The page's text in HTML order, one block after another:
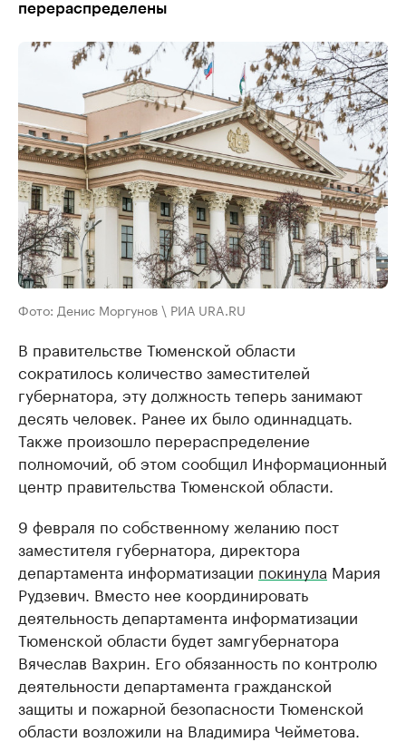
перераспределены
Фото: Денис Моргунов \ РИА URA.RU
В правительстве Тюменской области
сократилось количество заместителей
губернатора, эту должность теперь занимают
десять человек. Ранее их было одиннадцать.
Также произошло перераспределение
полномочий, об этом сообщил Информационный
центр правительства Тюменской области.
9 февраля по собственному желанию пост
заместителя губернатора, директора
департамента информатизации покинула Мария
Рудзевич. Вместо нее координировать
деятельность департамента информатизации
Тюменской области будет замгубернатора
Вячеслав Вахрин. Его обязанность по контролю
деятельности департамента гражданской
защиты и пожарной безопасности Тюменской
области возложили на Владимира Чейметова.